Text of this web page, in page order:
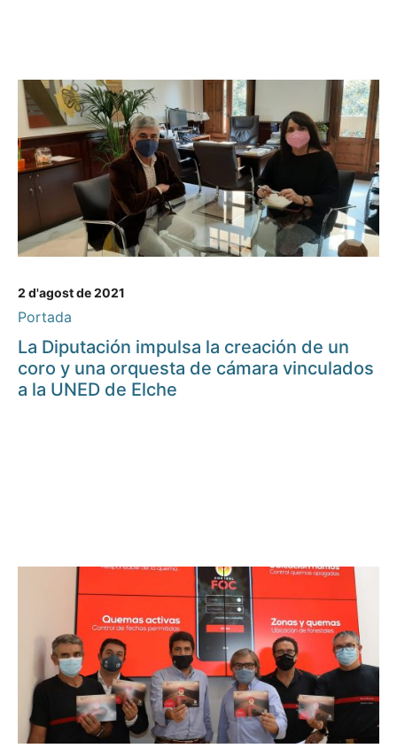
2 d'agost de 2021
Portada
La Diputación impulsa la creación de un
coro y una orquesta de cámara vinculados
a la UNED de Elche